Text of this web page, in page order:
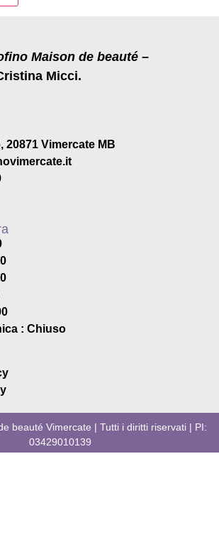
Maison de beauté –
Micci.
20871 Vimercate MB
: Chiuso
beauté Vimercate | Tutti i diritti riservati | PI:
03429010139